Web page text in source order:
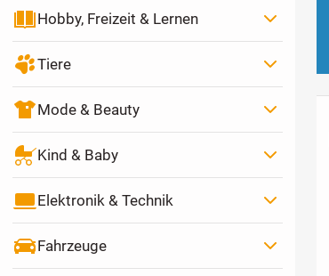
Hobby, Freizeit & Lernen
Tiere
Mode & Beauty
Kind & Baby
Elektronik & Technik
Fahrzeuge